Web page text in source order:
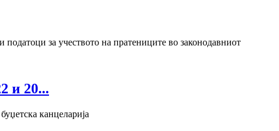
за учеството на пратениците во законодавниот
и 20...
канцеларија